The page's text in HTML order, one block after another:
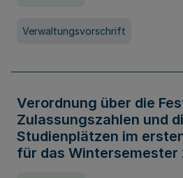
Verwaltungsvorschrift
Verordnung über die
Zulassungszahlen und
Studienplätzen im
für das Wintersemester